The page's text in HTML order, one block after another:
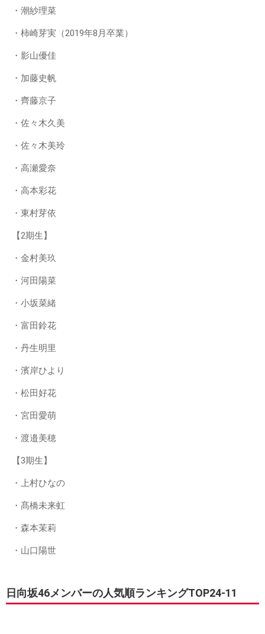
・潮紗理菜
・柿崎芽実（2019年8月卒業）
・影山優佳
・加藤史帆
・齊藤京子
・佐々木久美
・佐々木美玲
・高瀬愛奈
・高本彩花
・東村芽依
【2期生】
・金村美玖
・河田陽菜
・小坂菜緒
・富田鈴花
・丹生明里
・濱岸ひより
・松田好花
・宮田愛萌
・渡邉美穂
【3期生】
・上村ひなの
・髙橋未来虹
・森本茉莉
・山口陽世
日向坂46メンバーの人気順ランキングTOP24-11